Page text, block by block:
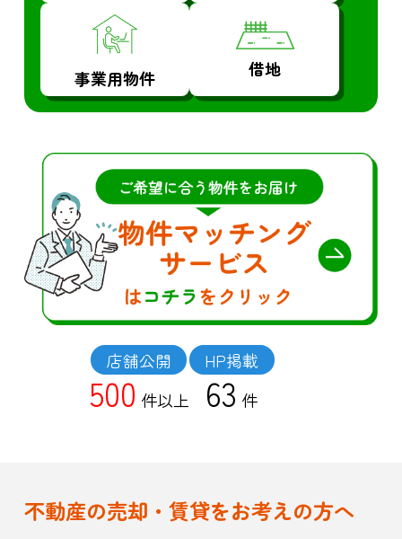
事業用物件 借地
店舗公開
500 件以上
HP掲載
63 件
不動産の売却・賃貸をお考えの方へ